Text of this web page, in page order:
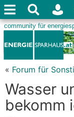
« Forum für
Wasser
bekomm